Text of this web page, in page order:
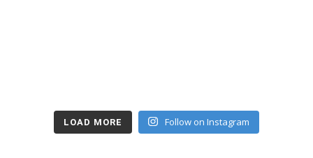
LOAD MORE Follow on Instagram